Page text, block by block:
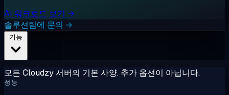
AI 워크로드 보기 →
솔루션팀에 문의 →
모든 Cloudzy 서버의 기본 사양. 추가 옵션이 아닙니다.
성능